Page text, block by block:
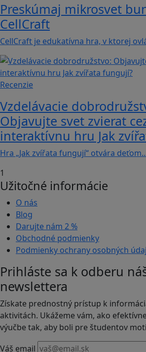
Preskúmaj mikrosvet
CellCraft
CellCraft je edukatívna hra, v ktorej
Recenzie
Vzdelávacie
Objavujte svet zvierat
interaktívnu hru Jak
Hra „Jak zvířata fungují“ otvára
1
Užitočné informácie
O nás
Blog
Darujte nám 2 %
Obchodné podmienky
Podmienky ochrany osobných
Prihláste sa k odberu
newslettera
Získate prednostný prístup k
aktivitách. Ukážeme vám, ako
výučbe tak, aby boli pre študentov
Váš email